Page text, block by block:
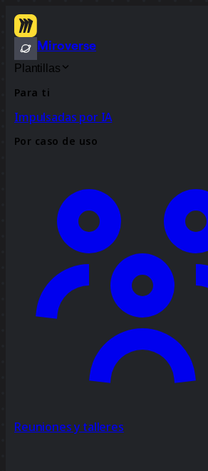
Miroverse
Plantillas
Para ti
Impulsadas por IA
Por caso de uso
Reuniones y talleres